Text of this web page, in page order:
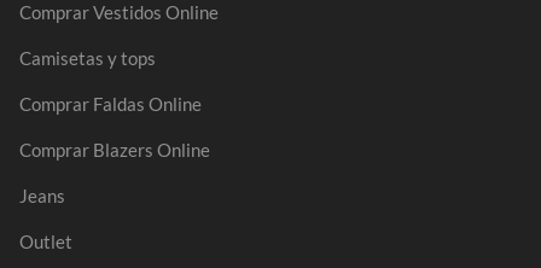
Comprar Vestidos Online
Camisetas y tops
Comprar Faldas Online
Comprar Blazers Online
Jeans
Outlet